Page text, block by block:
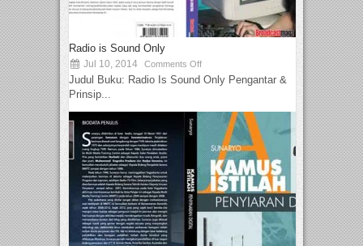
Radio is Sound Only
Jul 10, 2014 Comments Off
Judul Buku: Radio Is Sound Only Pengantar &
Prinsip...